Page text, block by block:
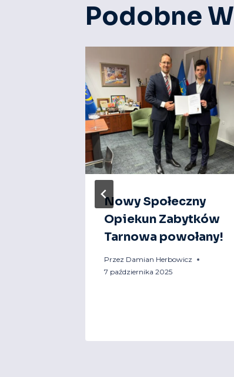
Podobne
Nowy Społeczny
Opiekun Zabytków
Tarnowa powołany!
Przez Damian Herbowicz
7 października 2025